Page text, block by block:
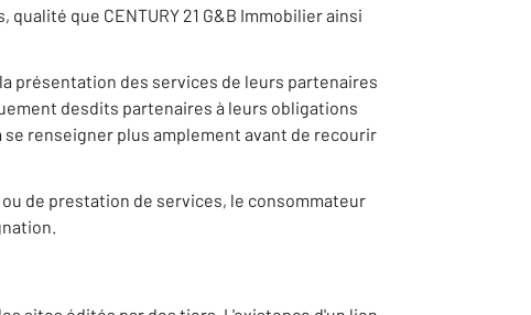
que CENTURY 21 G&B Immobilier ainsi
présentation des services de leurs partenaires
desdits partenaires à leurs obligations
renseigner plus amplement avant de recourir
ou de prestation de services, le consommateur